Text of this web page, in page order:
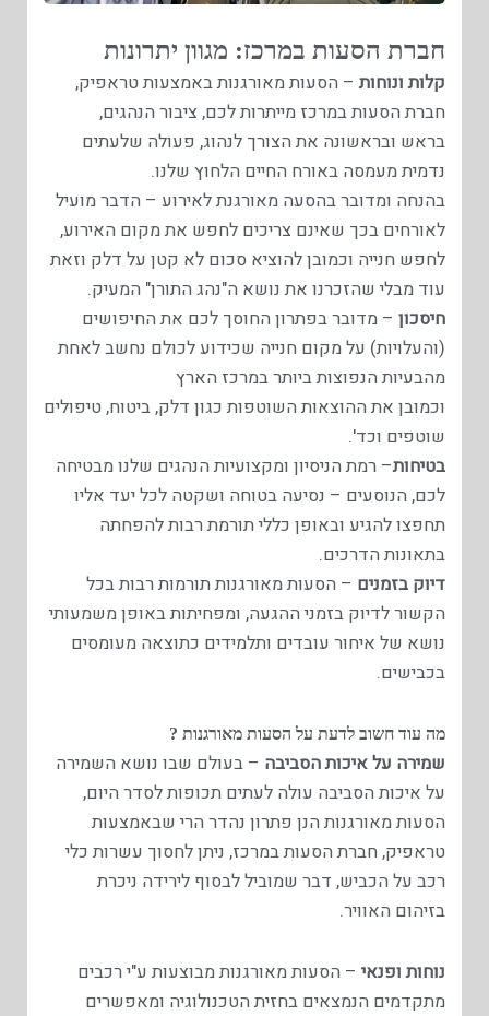
חברת הסעות במרכז: מגוון יתרונות
קלות ונוחות– הסעות מאורגנות באמצעות טראפיק,
חברת הסעות במרכז מייתרות לכם, ציבור הנהגים,
בראש ובראשונה את הצורך לנהוג, פעולה שלעתים
נדמית מעמסה באורח החיים הלחוץ שלנו.
בהנחה ומדובר בהסעה מאורגנת לאירוע – הדבר מועיל
לאורחים בכך שאינם צריכים לחפש את מקום האירוע,
לחפש חנייה וכמובן להוציא סכום לא קטן על דלק וזאת
עוד מבלי שהזכרנו את נושא ה"נהג התורן" המעיק.
חיסכון – מדובר בפתרון החוסך לכם את החיפושים
(והעלויות) על מקום חנייה שכידוע לכולם נחשב לאחת
מהבעיות הנפוצות ביותר במרכז הארץ
וכמובן את ההוצאות השוטפות כגון דלק, ביטוח, טיפולים
שוטפים וכד'.
בטיחות– רמת הניסיון ומקצועיות הנהגים שלנו מבטיחה
לכם, הנוסעים – נסיעה בטוחה ושקטה לכל יעד אליו
תחפצו להגיע ובאופן כללי תורמת רבות להפחתה
בתאונות הדרכים.
דיוק בזמנים – הסעות מאורגנות תורמות רבות בכל
הקשור לדיוק בזמני ההגעה, ומפחיתות באופן משמעותי
נושא של איחור עובדים ותלמידים כתוצאה מעומסים
בכבישים.
מה עוד חשוב לדעת על הסעות מאורגנות ?
שמירה על איכות הסביבה – בעולם שבו נושא השמירה
על איכות הסביבה עולה לעתים תכופות לסדר היום,
הסעות מאורגנות הנן פתרון נהדר הרי שבאמצעות
טראפיק, חברת הסעות במרכז, ניתן לחסוך עשרות כלי
רכב על הכביש, דבר שמוביל לבסוף לירידה ניכרת
בזיהום האוויר.
נוחות ופנאי – הסעות מאורגנות מבוצעות ע"י רכבים
מתקדמים הנמצאים בחזית הטכנולוגיה ומאפשרים